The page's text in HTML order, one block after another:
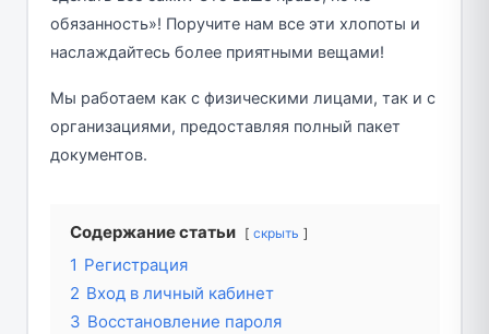
обязанность»! Поручите нам все эти хлопоты и
наслаждайтесь более приятными вещами!
Мы работаем как с физическими лицами, так и с
организациями, предоставляя полный пакет
документов.
Содержание статьи скрыть
1 Регистрация
2 Вход в личный кабинет
3 Восстановление пароля